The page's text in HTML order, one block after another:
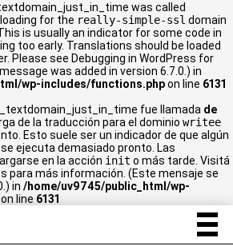
was called
for the really-simple-ssl domain
is usually an indicator for some code in
too early. Translations should be loaded
Please see Debugging in WordPress for
was added in version 6.7.0.) in
wp-includes/functions.phpon line 6131
fue llamada de
de la traducción para el dominio writee
Esto suele ser un indicador de que algún
ejecuta demasiado pronto. Las
en la acción init o más tarde. Visitá
para más información. (Este mensaje se
in /home/uv9745/public_html/wp-
on line 6131